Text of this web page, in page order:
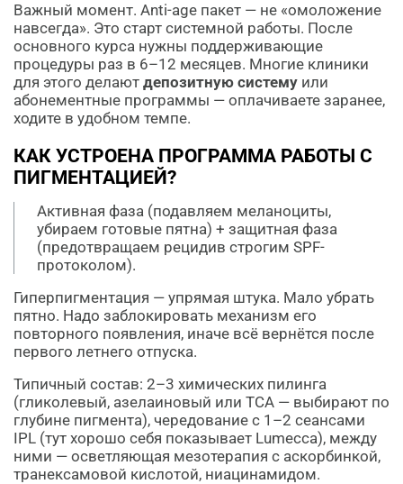
Важный момент. Anti-age пакет — не «омоложение
навсегда». Это старт системной работы. После
основного курса нужны поддерживающие
процедуры раз в 6–12 месяцев. Многие клиники
для этого делают депозитную систему или
абонементные программы — оплачиваете заранее,
ходите в удобном темпе.
КАК УСТРОЕНА ПРОГРАММА РАБОТЫ С
ПИГМЕНТАЦИЕЙ?
Активная фаза (подавляем меланоциты,
убираем готовые пятна) + защитная фаза
(предотвращаем рецидив строгим SPF-
протоколом).
Гиперпигментация — упрямая штука. Мало убрать
пятно. Надо заблокировать механизм его
повторного появления, иначе всё вернётся после
первого летнего отпуска.
Типичный состав: 2–3 химических пилинга
(гликолевый, азелаиновый или TCA — выбирают по
глубине пигмента), чередование с 1–2 сеансами
IPL (тут хорошо себя показывает Lumecca), между
ними — осветляющая мезотерапия с аскорбинкой,
транексамовой кислотой, ниацинамидом.